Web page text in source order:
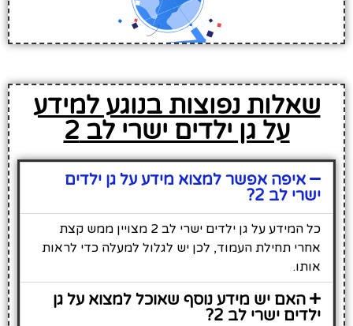
שאלות נפוצות בנוגע למידע
על גן ילדים ישרי לב 2
איפה אפשר למצוא מידע על גן ילדים
ישרי לב 2?
כל המידע על גן ילדים ישרי לב 2 מצויין ממש קצת
אחרי תחילת העמוד, לכן יש לגלול למעלה כדי לראות
אותו.
האם יש מידע נוסף שאוכל למצוא על גן
ילדים ישרי לב 2?